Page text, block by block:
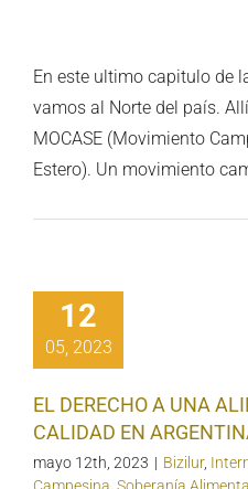
En este ultimo capitulo de
vamos al Norte del país.
MOCASE (Movimiento
Estero). Un movimiento
12
05, 2023
EL DERECHO A UNA
CALIDAD EN
mayo 12th, 2023 | Bizilur,